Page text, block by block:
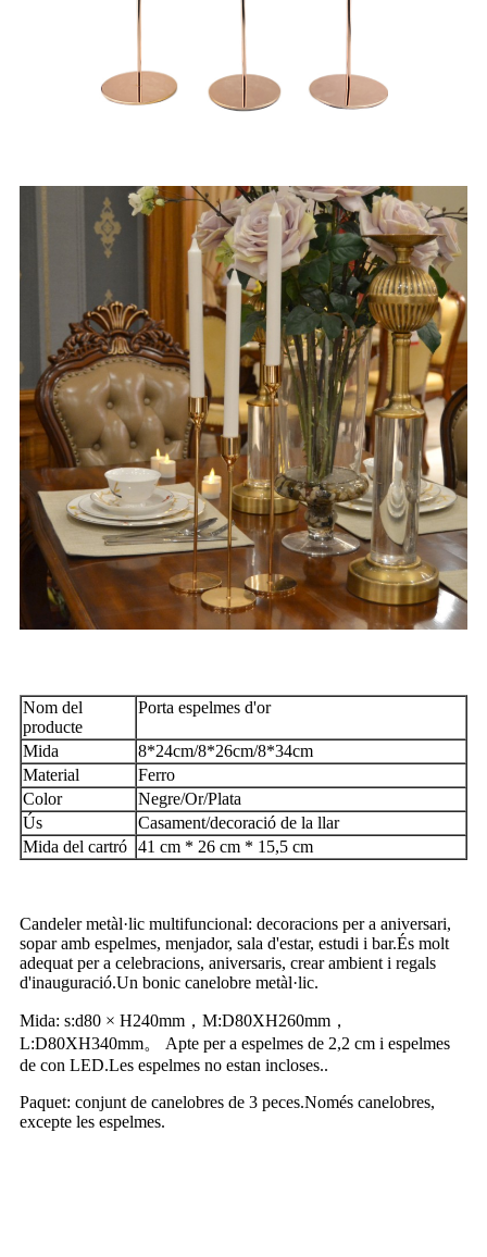
Nom del
producte
Porta espelmes d'or
Mida
8*24cm/8*26cm/8*34cm
Material
Ferro
Color
Negre/Or/Plata
Ús
Casament/decoració de la llar
Mida del cartró 41 cm * 26 cm * 15,5 cm
Candeler metàl·lic multifuncional: decoracions per a aniversari,
sopar amb espelmes, menjador, sala d'estar, estudi i bar.És molt
adequat per a celebracions, aniversaris, crear ambient i regals
d'inauguració.Un bonic canelobre metàl·lic.
Mida: s:d80 × H240mm，M:D80XH260mm，
L:D80XH340mm。 Apte per a espelmes de 2,2 cm i espelmes
de con LED.Les espelmes no estan incloses..
Paquet: conjunt de canelobres de 3 peces.Només canelobres,
excepte les espelmes.